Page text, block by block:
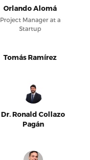
Orlando Alomá
Project Manager at a
Startup
Tomás Ramírez
Dr. Ronald Collazo
Pagán